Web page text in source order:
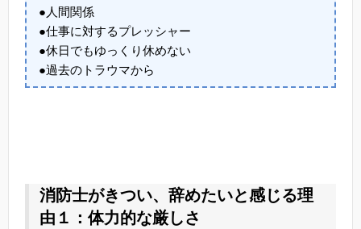
●人間関係
●仕事に対するプレッシャー
●休日でもゆっくり休めない
●過去のトラウマから
消防士がきつい、辞めたいと感じる理
由１：体力的な厳しさ